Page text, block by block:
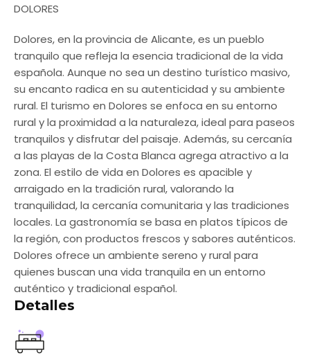
DOLORES
Dolores, en la provincia de Alicante, es un pueblo
tranquilo que refleja la esencia tradicional de la vida
española. Aunque no sea un destino turístico masivo,
su encanto radica en su autenticidad y su ambiente
rural. El turismo en Dolores se enfoca en su entorno
rural y la proximidad a la naturaleza, ideal para paseos
tranquilos y disfrutar del paisaje. Además, su cercanía
a las playas de la Costa Blanca agrega atractivo a la
zona. El estilo de vida en Dolores es apacible y
arraigado en la tradición rural, valorando la
tranquilidad, la cercanía comunitaria y las tradiciones
locales. La gastronomía se basa en platos típicos de
la región, con productos frescos y sabores auténticos.
Dolores ofrece un ambiente sereno y rural para
quienes buscan una vida tranquila en un entorno
auténtico y tradicional español.
Detalles